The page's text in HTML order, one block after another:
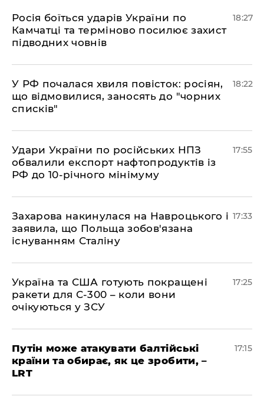
​Росія боїться ударів України по
Камчатці та терміново посилює захист
підводних човнів
18:27
​У РФ почалася хвиля повісток: росіян,
що відмовилися, заносять до "чорних
списків"
18:22
​Удари України по російських НПЗ
обвалили експорт нафтопродуктів із
РФ до 10-річного мінімуму
17:55
​Захарова накинулася на Навроцького і
заявила, що Польща зобов'язана
існуванням Сталіну
17:33
​Україна та США готують покращені
ракети для С-300 – коли вони
очікуються у ЗСУ
17:25
​Путін може атакувати балтійські
країни та обирає, як це зробити, –
LRT
17:15